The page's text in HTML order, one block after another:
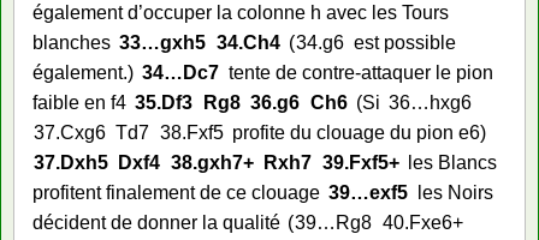
également d’occuper la colonne h avec les Tours
blanches 33…gxh5 34.Ch4 34.g6 est possible
également.
34… Dc7 tente de contre-attaquer le pion
faible en f4 35.Df3 Rg8 36.g6 Ch6 Si 36… hxg6
37.Cxg6 Td7 38.Fxf5 profite du clouage du pion e6
37.Dxh5 Dxf4 38.gxh7+ Rxh7 39.Fxf5+
les Blancs
profitent finalement de ce clouage 39…exf5
les Noirs
décident de donner la qualité
39… Rg8 40.Fxe6+